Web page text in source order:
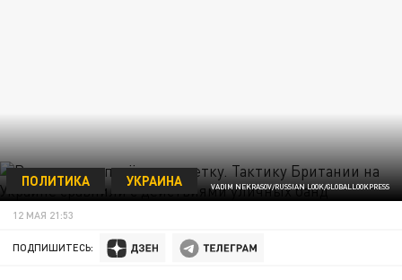
VADIM NEKRASOV/RUSSIAN LOOK/GLOBALLOOKPRESS
ПОЛИТИКА УКРАИНА
12 МАЯ 21:53
ПОДПИШИТЕСЬ: